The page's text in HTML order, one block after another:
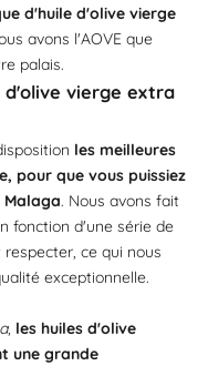
d'huile d'olive vierge
avons l'AOVE que
palais.
d'olive vierge extra
les meilleures
pour que vous puissiez
. Nous avons fait
fonction d'une série de
ce qui nous
exceptionnelle.
, les huiles d'olive
une grande